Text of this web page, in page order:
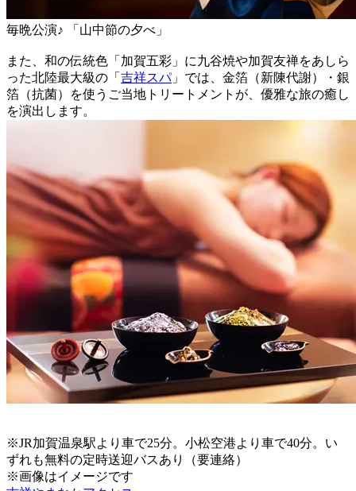
毎晩公演♪ 「山中節の夕べ」
また、和の伝統色「加賀五彩」に九谷焼や加賀友禅をあしら
った北陸最大級の「 吉祥スパ」では、金箔（新陳代謝）・銀
箔（抗菌）を使うご当地トリートメントが、優雅な旅の癒し
を演出します。
※JR加賀温泉駅より車で25分。小松空港より車で40分。い
ずれも無料の定時送迎バスあり（要連絡）
※画像はイメージです